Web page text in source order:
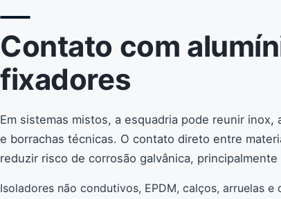
Contato com
fixadores
Em sistemas mistos, a esquadria pode reunir
e borrachas técnicas. O contato direto entre
reduzir risco de corrosão galvânica,
Isoladores não condutivos, EPDM, calços, arruelas